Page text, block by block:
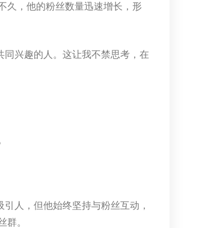
久，他的粉丝数量迅速增长，形
兴趣的人。这让我不禁思考，在
人，但他始终坚持与粉丝互动，
群。